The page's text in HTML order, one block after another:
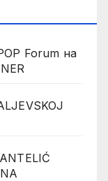
Forum на